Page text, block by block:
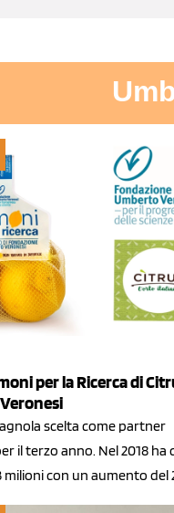
per la Ricerca di
scelta come partner
il terzo anno. Nel 2018 ha
con un aumento del